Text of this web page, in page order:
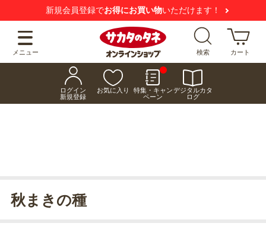
新規会員登録でお得にお買い物いただけます！
メニュー 検索 カート
ログイン
新規登録
お気に入り
特集・キャン
ペーン
デジタルカタ
ログ
秋まきの種